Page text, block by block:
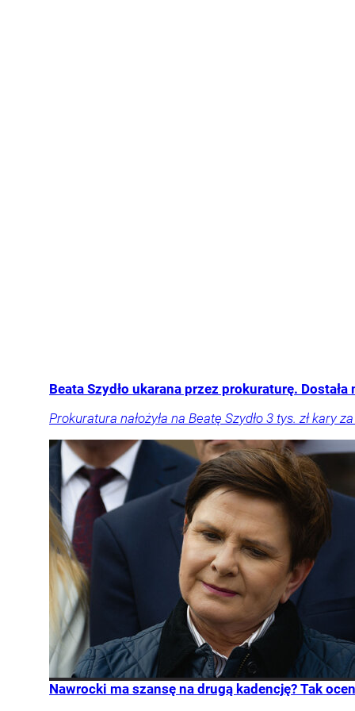
Beata Szydło ukarana przez prokuraturę.
Prokuratura nałożyła na Beatę Szydło 3 tys. zł
Nawrocki ma szansę na drugą kadencję? Tak